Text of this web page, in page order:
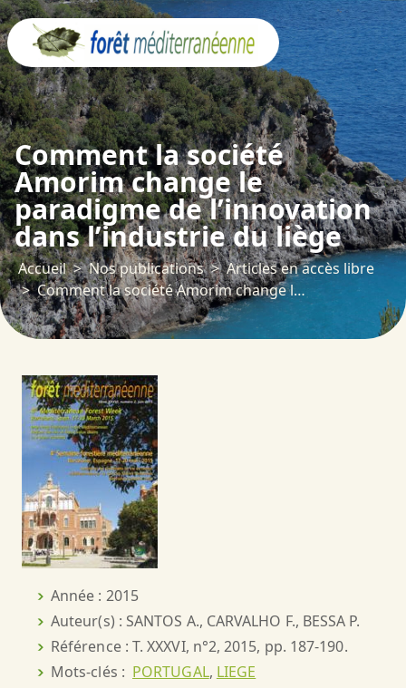
Comment la société
Amorim change le
paradigme de l’innovation
dans l’industrie du liège
Accueil Nos publications
Articles en accès libre
Comment la société Amorim change le paradigme de l’innovation dans l’industrie du liège
Année : 2015
Auteur(s) : SANTOS A., CARVALHO F., BESSA P.
Référence : T. XXXVI, n°2, 2015, pp. 187-190.
Mots-clés : PORTUGAL, LIEGE
Panneau de gestion des cookies